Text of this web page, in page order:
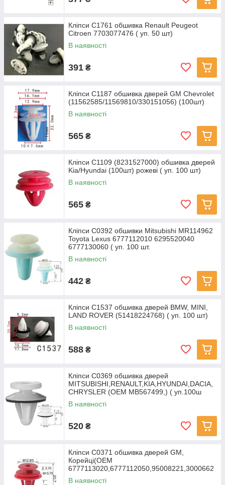
Кліпси C1761 обшивка Renault Peugeot
Citroen 7703077476 ( уп. 50 шт)
В наявності
391 ₴
Кліпси C1187 обшивка дверей GM Chevrolet
(11562585/11569810/330151056) (100шт)
В наявності
565 ₴
Кліпси C1109 (8231527000) обшивка дверей
Kia/Hyundai (100шт) рожеві ( уп. 100 шт)
В наявності
565 ₴
Кліпси C0392 обшивки Mitsubishi MR114962
Toyota Lexus 6777112010 6295520040
6777130060 ( уп. 100 шт.
В наявності
442 ₴
Кліпси C1537 обшивка дверей BMW, MINI,
LAND ROVER (51418224768) ( уп. 100 шт)
В наявності
588 ₴
Кліпси C0369 обшивка дверей
MITSUBISHI,RENAULT,KIA,HYUNDAI,DACIA,
CHRYSLER (OEM MB567499,) ( уп.100ш
В наявності
520 ₴
Кліпси C0371 обшивка дверей GM,
Корейці(ОЕМ
6777113020,6777112050,95008221,3000662
0,94530670) (уп100
В наявності